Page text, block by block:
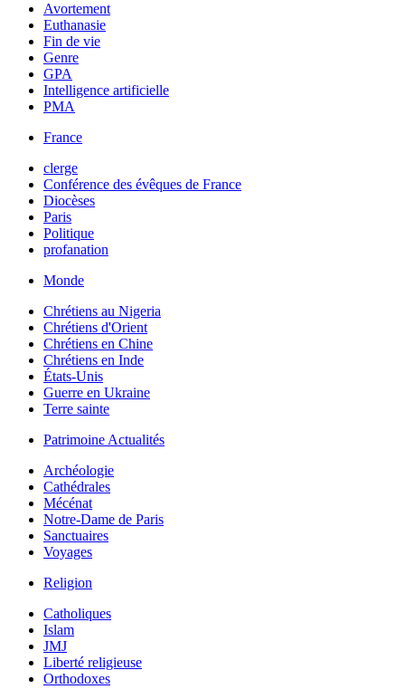
Avortement
Euthanasie
Fin de vie
Genre
GPA
Intelligence artificielle
PMA
France
clerge
Conférence des évêques de France
Diocèses
Paris
Politique
profanation
Monde
Chrétiens au Nigeria
Chrétiens d'Orient
Chrétiens en Chine
Chrétiens en Inde
États-Unis
Guerre en Ukraine
Terre sainte
Patrimoine Actualités
Archéologie
Cathédrales
Mécénat
Notre-Dame de Paris
Sanctuaires
Voyages
Religion
Catholiques
Islam
JMJ
Liberté religieuse
Orthodoxes